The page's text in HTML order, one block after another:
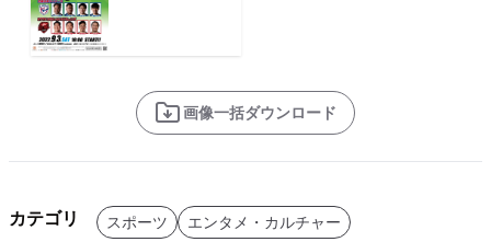
画像一括ダウンロード
カテゴリ スポーツ エンタメ・カルチャー